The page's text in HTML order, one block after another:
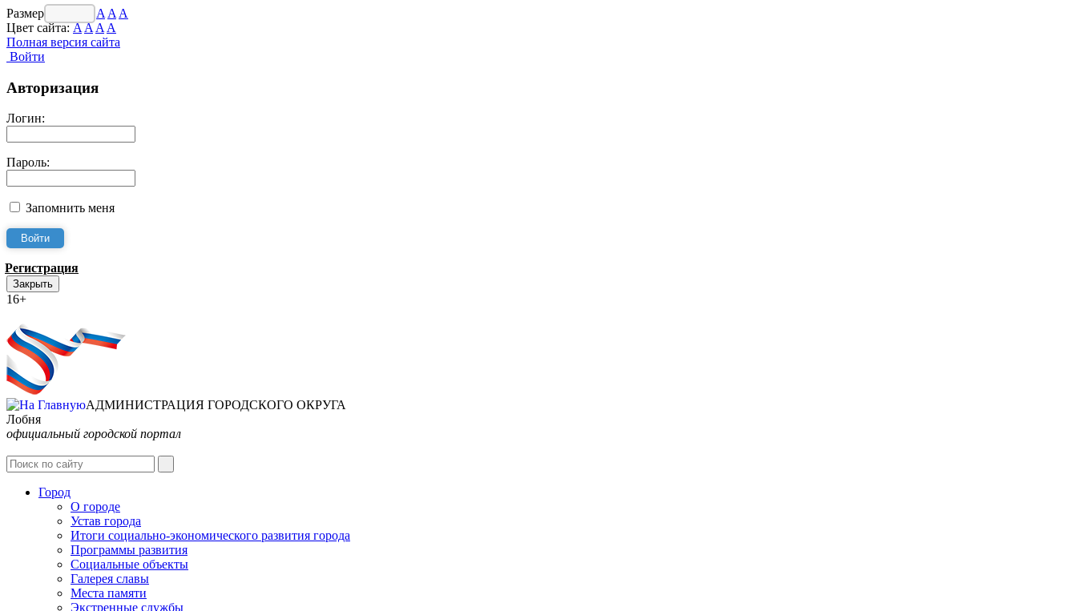
Размер шрифта: A A A
Цвет сайта:AA A A
Полная версия сайта
Войти
Авторизация
Логин:
Пароль:
Запомнить меня
Регистрация
Закрыть
16+
АДМИНИСТРАЦИЯ ГОРОДСКОГО ОКРУГА
Лобня
официальный городской портал
Город
О городе
Устав города
Итоги социально-экономического развития города
Программы развития
Социальные объекты
Галерея славы
Места памяти
Экстренные службы